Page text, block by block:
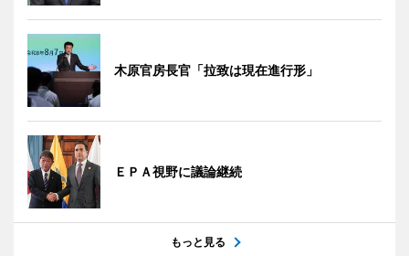
木原官房長官「拉致は現在進行形」
ＥＰＡ視野に議論継続
もっと見る